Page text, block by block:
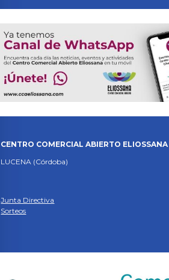
CENTRO COMERCIAL ABIERTO ELIOSSANA
LUCENA (Córdoba)
Junta Directiva
Sorteos